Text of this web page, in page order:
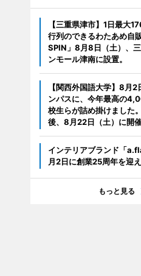
【三重県津市】1日最大
行列のできるわたあめ自
SPIN」8月8日（土）、
ンモール津南に設置。
【関西外国語大学】8月
ンパスに、今年最高の
校生らが詰め掛けました
後、8月22日（土）に開
インテリアブランド「
月2日に創業25周年を迎え
もっと見る